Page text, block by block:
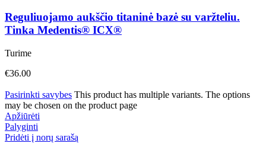
Reguliuojamo aukščio titaninė bazė su varžteliu.
Tinka Medentis® ICX®
Turime
€36.00
Pasirinkti savybes This product has multiple variants. The options
may be chosen on the product page
Apžiūrėti
Palyginti
Pridėti į norų sarašą